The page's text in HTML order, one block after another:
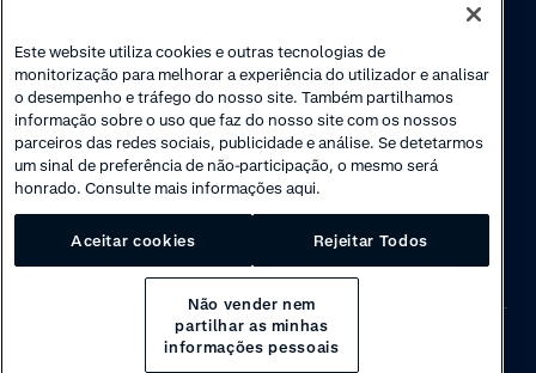
Gerenciamento de
risco
Autenticação
Newsletter
Carreira
Cookies · Disclaimer ·© 2026 Adyen
Este website utiliza cookies e outras tecnologias de
monitorização para melhorar a experiência do utilizador e analisar
o desempenho e tráfego do nosso site. Também partilhamos
informação sobre o uso que faz do nosso site com os nossos
parceiros das redes sociais, publicidade e análise. Se detetarmos
um sinal de preferência de não-participação, o mesmo será
honrado. Consulte mais informações aqui.
Aceitar cookies Rejeitar Todos
Não vender nem
partilhar as minhas
informações pessoais